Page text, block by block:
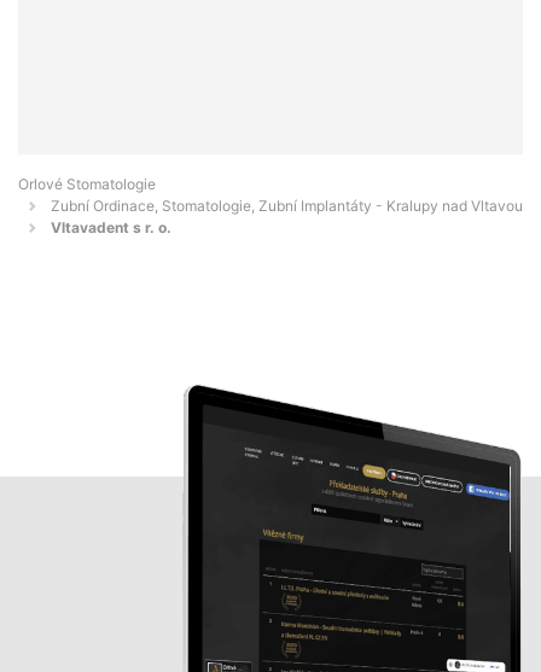
Orlové Stomatologie
Zubní Ordinace, Stomatologie, Zubní Implantáty - Kralupy nad Vltavou
Vltavadent s r. o.